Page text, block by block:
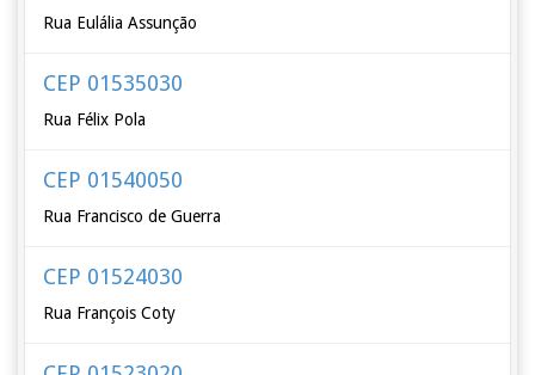
Rua Eulália Assunção
CEP 01535030
Rua Félix Pola
CEP 01540050
Rua Francisco de Guerra
CEP 01524030
Rua François Coty